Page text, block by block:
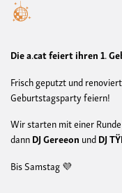
Diea.catfeiertihren1.
Frisch geputzt und
Geburtstagsparty feiern!
Wir starten mit einer Runde
dannDJGereeon undDJ
Bis Samstag 💜